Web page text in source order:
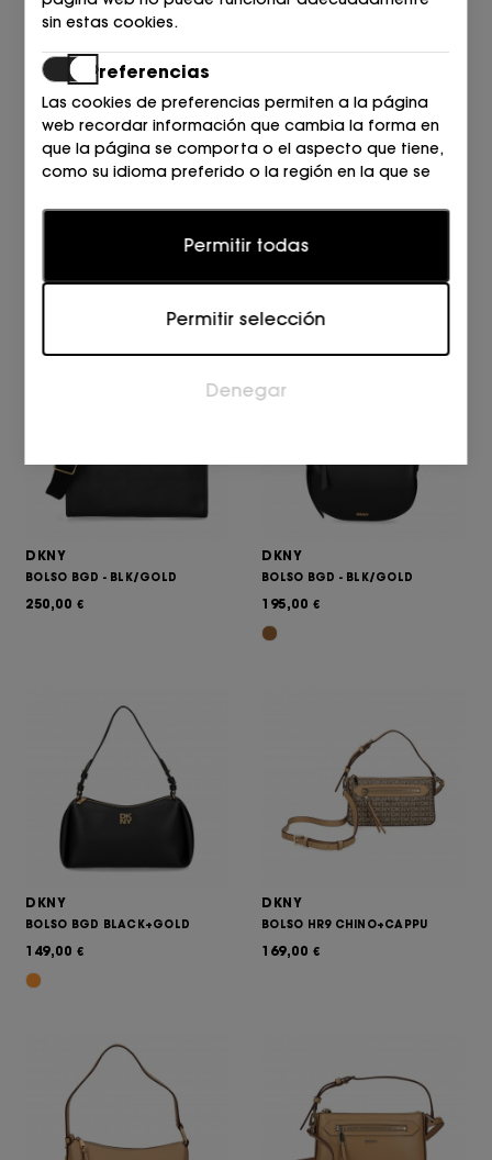
DKNY DKNY
149,00
DKNY
BOLSO BGD - BLK/GOLD
250,00 €
DKNY
BOLSO BGD - BLK/GOLD
195,00 €
DKNY
BOLSO BGD BLACK+GOLD
149,00 €
DKNY
BOLSO HR9 CHINO+CAPPU
169,00 €
sin estas cookies.
Preferencias
Las cookies de preferencias permiten a la página
web recordar información que cambia la forma en
que la página se comporta o el aspecto que tiene,
como su idioma preferido o la región en la que se
Estadísticas
Las cookies estadísticas ayudan a los propietarios
los visitantes con las páginas web reuniendo y
mostrar anuncios relevantes y atractivos para el
usuario individual, y por lo tanto, más valiosos para
los editores y los anunciantes externos.
Permitir todas
Permitir selección
Denegar